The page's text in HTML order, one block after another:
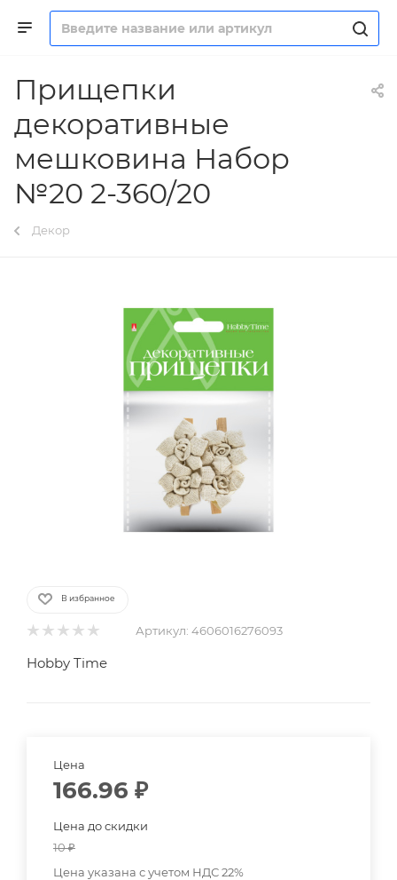
Прищепки
декоративные
мешковина Набор
№20 2-360/20
Декор
В избранное
Артикул: 4606016276093
Hobby Time
Цена
166.96 ₽
Цена до скидки
10₽
Цена указана с учетом НДС 22%